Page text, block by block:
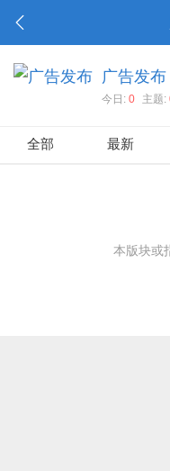
广告发布
今日: 0 主题:
全部 最新
本版块或